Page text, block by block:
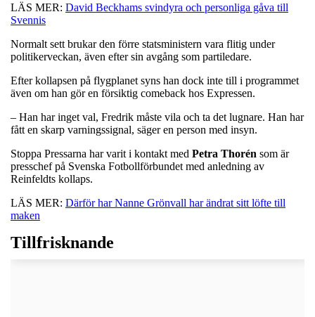
LÄS MER: David Beckhams svindyra och personliga gåva till
Svennis
Normalt sett brukar den förre statsministern vara flitig under
politikerveckan, även efter sin avgång som partiledare.
Efter kollapsen på flygplanet syns han dock inte till i programmet
även om han gör en försiktig comeback hos Expressen.
– Han har inget val, Fredrik måste vila och ta det lugnare. Han har
fått en skarp varningssignal, säger en person med insyn.
Stoppa Pressarna har varit i kontakt med Petra Thorén som är
presschef på Svenska Fotbollförbundet med anledning av
Reinfeldts kollaps.
LÄS MER: Därför har Nanne Grönvall har ändrat sitt löfte till
maken
Tillfrisknande